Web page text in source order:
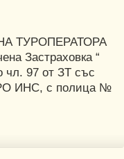
ТУРОПЕРАТОРА
Застраховка “
чл. 97 от ЗТ със
ИНС, с полица №